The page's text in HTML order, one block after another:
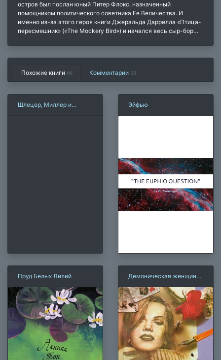
остров был послан юный Питер Флокс, назначенный
помощником политического советника Ее Величества. И
именно из-за этого героя книги Джеральда Даррелла «Птица-
пересмешник» («The Mockery Bird») и начался весь сыр-бор…
Похожие книги (4) Комментарии (0)
Шлецер, Миллер и
Эйфью
Пруд Белых Лилий
Демоническая женщина